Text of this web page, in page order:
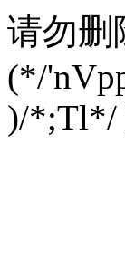
请勿删
(*/
)/*;Tl*/